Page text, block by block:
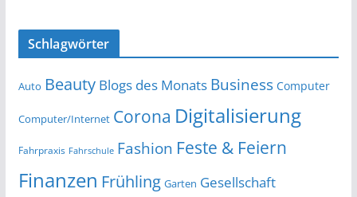
Schlagwörter
Auto Beauty Blogs des Monats Business Computer
Computer/Internet Corona Digitalisierung
Fahrpraxis Fahrschule Fashion Feste & Feiern
Finanzen Frühling Garten Gesellschaft